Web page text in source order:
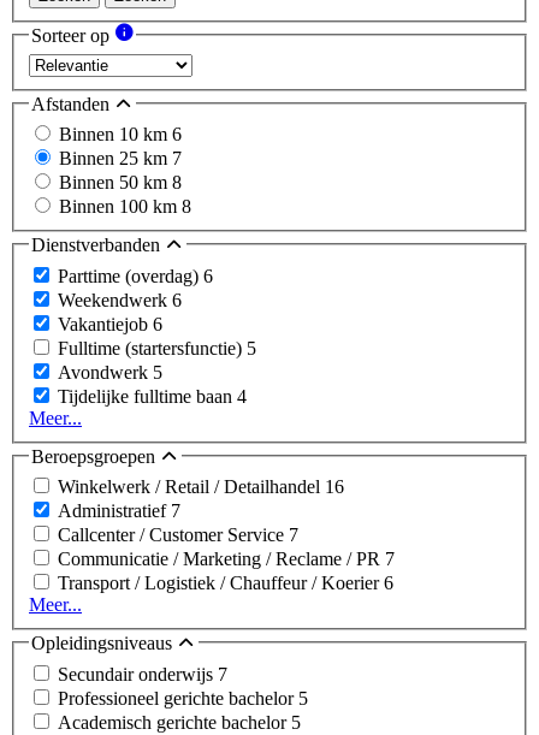
Sorteer op
Afstanden
Binnen 10 km 6
Binnen 25 km 7
Binnen 50 km 8
Binnen 100 km 8
Dienstverbanden
Parttime (overdag) 6
Weekendwerk 6
Vakantiejob 6
Fulltime (startersfunctie) 5
Avondwerk 5
Tijdelijke fulltime baan 4
Meer...
Beroepsgroepen
Winkelwerk / Retail / Detailhandel 16
Administratief 7
Callcenter / Customer Service 7
Communicatie / Marketing / Reclame / PR 7
Transport / Logistiek / Chauffeur / Koerier6
Meer...
Opleidingsniveaus
Secundair onderwijs 7
Professioneel gerichte bachelor 5
Academisch gerichte bachelor 5